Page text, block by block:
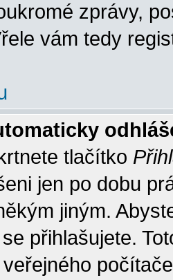
zprávy,
vám tedy
tlačítko
jen po dobu
jiným.
přihlašujete.